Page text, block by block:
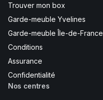
Trouver mon box
Garde-meuble Yvelines
Garde-meuble Île-de-France
Conditions
Assurance
Confidentialité
Nos centres